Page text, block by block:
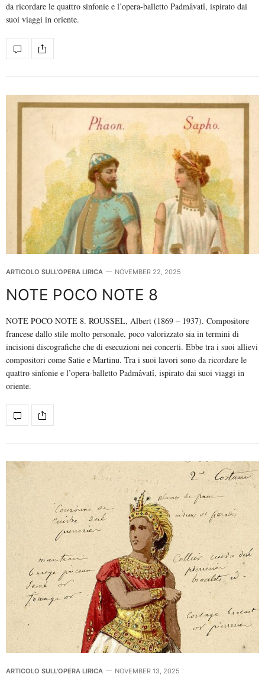
da ricordare le quattro sinfonie e l’opera-balletto Padmâvatî, ispirato dai
suoi viaggi in oriente.
ARTICOLO SULL'OPERA LIRICA NOVEMBER 22, 2025
NOTE POCO NOTE 8
NOTE POCO NOTE 8. ROUSSEL, Albert (1869 – 1937). Compositore
francese dallo stile molto personale, poco valorizzato sia in termini di
incisioni discografiche che di esecuzioni nei concerti. Ebbe tra i suoi allievi
compositori come Satie e Martinu. Tra i suoi lavori sono da ricordare le
quattro sinfonie e l’opera-balletto Padmâvatî, ispirato dai suoi viaggi in
oriente.
ARTICOLO SULL'OPERA LIRICA NOVEMBER 13, 2025